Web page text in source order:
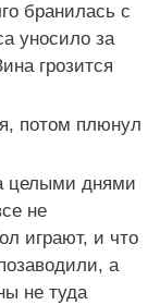
бранилась с
уносило за
грозится
потом плюнул
целыми днями
не
играют, и что
а
не туда